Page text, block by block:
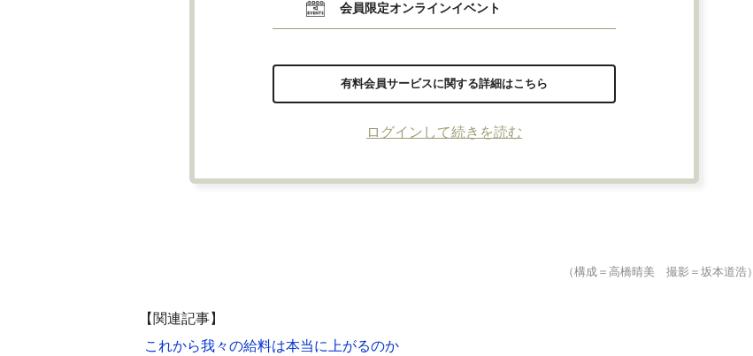
会員限定オンラインイベント
有料会員サービスに関する詳細はこちら
ログインして続きを読む
（構成＝高橋晴美 撮影＝坂本道浩）
【関連記事】
これから我々の給料は本当に上がるのか